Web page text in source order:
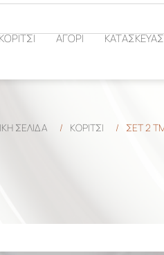
ΑΓΟΡΙ
ΣΕΛΊΔΑ / ΚΟΡΙΤΣΙ / ΣΕΤ 2